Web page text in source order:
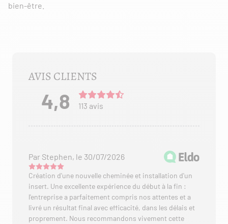
bien-être.
AVIS CLIENTS
4,8 113 avis
Par Stephen, le 30/07/2026
Création d'une nouvelle cheminée et installation d'un
insert. Une excellente expérience du début à la fin :
l'entreprise a parfaitement compris nos attentes et a
livré un résultat final avec efficacité, dans les délais et
proprement. Nous recommandons vivement cette